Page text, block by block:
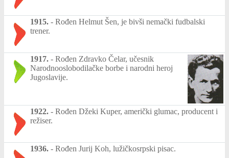
1915. - Rođen Helmut Šen, je bivši nemački fudbalski
trener.
1917. - Rođen Zdravko Čelar, učesnik
Narodnooslobodilačke borbe i narodni heroj
Jugoslavije.
1922. - Rođen Džeki Kuper, američki glumac, producent i
režiser.
1936. - Rođen Jurij Koh, lužičkosrpski pisac.